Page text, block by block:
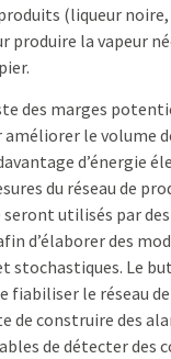
(liqueur
produire la vapeur
des marges
le volume
d’énergie
du réseau de
seront utilisés par
d’élaborer des
stochastiques. Le
fiabiliser le réseau
de construire des
de détecter des